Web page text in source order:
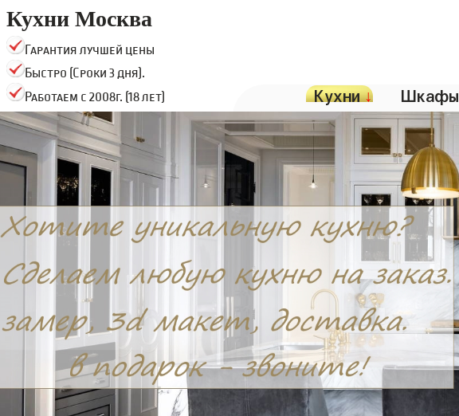
Кухни Москва
Гарантия лучшей цены
Быстро (Сроки 3 дня).
Работаем с 2008г. (18 лет)
Кухни↓ Шкафы